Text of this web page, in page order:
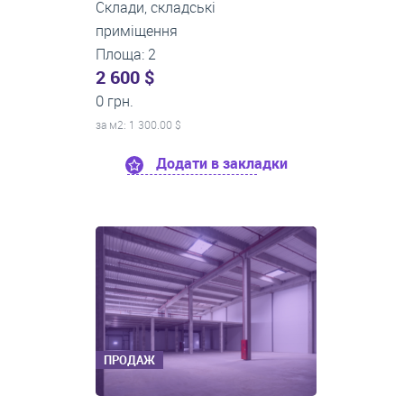
Склади, складські
приміщення
Площа: 2
2 600 $
0 грн.
за м2: 1 300.00 $
Додати в закладки
ПРОДАЖ